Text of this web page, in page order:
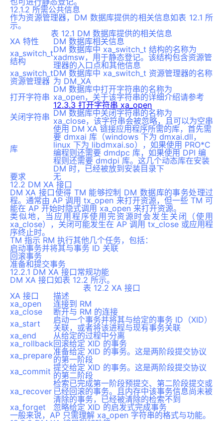
12.1.2 所需公共信息
作为资源管理器，DM 数据库提供的相关信息如表 12.1 所
示。
表 12.1 DM 数据库提供的相关信息
XA 特性
DM 数据库相关信息
xa_switch_t
结构
DM 数据库中 xa_switch_t 结构的名称为
xadmsw，用于静态登记。该结构包含资源管
理器的入口点和其他信息
xa_switch_t
资源管理器
DM 数据库中 xa_switch_t 资源管理器的名称
为 DM_XA
打开字符串
DM 数据库中打开字符串的名称为
xa_open，关于该字符串的详细介绍请参考
12.3.3 打开字符串 xa_open
关闭字符串 DM 数据库中关闭字符串的名称为
xa_close，该字符串会被忽略，且可以为空串
库
使用 DM XA 链接应用程序所需的库，首先需
要 dmxai 库（windows 下为 dmxai.dll，
linux 下为 libdmxai.so），如果使用 PRO*C
编程则还需要 dmdpc 库，如果使用 DPI 编
程则还需要 dmdpi 库。这几个动态库在安装
DM 时，已经被放到安装目录下
要求
无
12.2 DM XA 接口
DM XA 接口使得 TM 能够控制 DM 数据库的事务处理过
程。通常由 AP 调用 tx_open 来打开资源，但一些 TM 可
能在 AP 开始时隐式调用 xa_open 来打开资源。
类似地，当应用程序使用完资源时会发生关闭（使用
xa_close），关闭可能发生在 AP 调用 tx_close 或应用程
序终止时。
TM 指示 RM 执行其他几个任务，包括：
启动事务并将其与事务 ID 关联
回滚事务
准备和提交事务
12.2.1 DM XA 接口常规功能
DM XA 接口如表 12.2 所示。
表 12.2 XA 接口
XA 接口
描述
xa_open
连接到 RM
xa_close
断开与 RM 的连接
xa_start
启动一个事务并将其与给定的事务 ID（XID）
关联，或者将该进程与现有事务关联
xa_end
从给定的过程中分离
xa_rollback回滚给定 XID 的事务
xa_prepare准备给定 XID 的事务。这是两阶段提交协议
的第一阶段
xa_commit 提交给定 XID 的事务。这是两阶段提交协议
的第二阶段
xa_recover
检索已完成第一阶段预提交、第二阶段提交或
已经回滚的事务。且内存中该事务信息尚未被
清除的事务，已经被清除的检索不到
xa_forget
忽略给定 XID 的启发式完成事务
一般来说，AP 只需理解 xa_open 字符串的格式与功能。